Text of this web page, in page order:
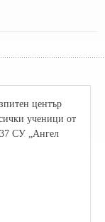
център
ученици от
СУ „Ангел